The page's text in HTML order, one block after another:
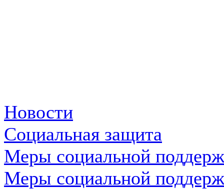
Новости
Социальная защита
Меры социальной
Меры социальной